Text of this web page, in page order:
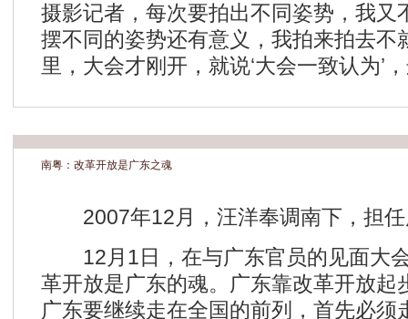
摄影记者，每次要拍出不同姿势，我又
摆不同的姿势还有意义，我拍来拍去不
里，大会才刚开，就说‘大会一致认为’
南粤：改革开放是广东之魂
2007年12月，汪洋奉调南下，担任
12月1日，在与广东官员的见面大会
革开放是广东的魂。广东靠改革开放起
广东要继续走在全国的前列，首先必须